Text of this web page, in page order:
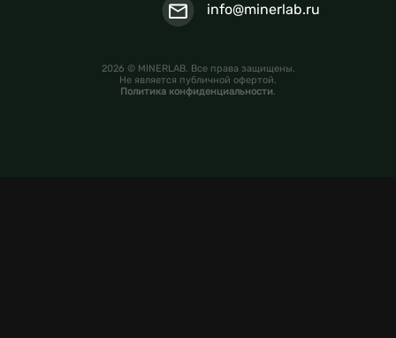
info@minerlab.ru
2026 © MINERLAB. Все права защищены.
Не является публичной офертой.
Политика конфиденциальности.